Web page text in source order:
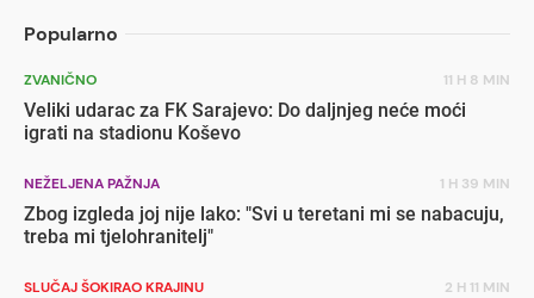
Popularno
ZVANIČNO 11 H 8 MIN
Veliki udarac za FK Sarajevo: Do daljnjeg neće moći
igrati na stadionu Koševo
NEŽELJENA PAŽNJA 1 H 39 MIN
Zbog izgleda joj nije lako: "Svi u teretani mi se nabacuju,
treba mi tjelohranitelj"
SLUČAJ ŠOKIRAO KRAJINU 2 H 11 MIN